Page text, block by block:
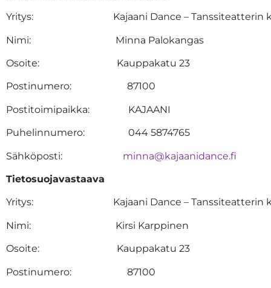
Yritys: Kajaani Dance – Tanssiteatterin
Nimi: Minna Palokangas
Osoite: Kauppakatu 23
Postinumero: 87100
Postitoimipaikka: KAJAANI
Puhelinnumero: 044 5874765
Sähköposti: minna@kajaanidance.fi
Tietosuojavastaava
Yritys: Kajaani Dance – Tanssiteatterin
Nimi: Kirsi Karppinen
Osoite: Kauppakatu 23
Postinumero: 87100